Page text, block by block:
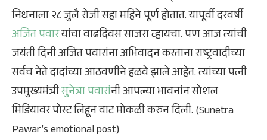
निधनाला २८ जुलै रोजी सहा महिने पूर्ण होतात. यापूर्वी दरवर्षी
अजित पवारयांचा वाढदिवस साजरा व्हायचा. पण आज त्यांची
जयंती दिनी अजित पवारांना अभिवादन करताना राष्ट्रवादीच्या
सर्वच नेते दादांच्या आठवणीने हळवे झाले आहेत. त्यांच्या पत्नी
उपमुख्यमंत्रीसुनेत्रा पवारांनी आपल्या भावनांन सोशल
मिडियावर पोस्ट लिहून वाट मोकळी करुन दिली. (Sunetra
Pawar’s emotional post)